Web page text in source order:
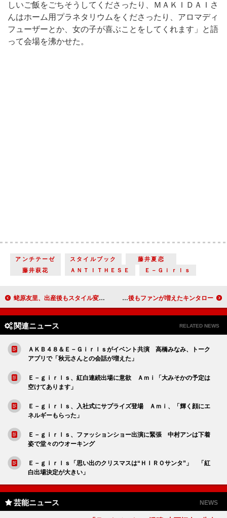
しいご飯をごちそうしてくださったり、ＭＡＫＩＤＡＩさ
んはホーム用プラネタリウムをくださったり、アロマディ
フューザーとか、女の子が喜ぶことをしてくれます」と語
って会場を沸かせた。
アンチテーゼ スタイルブック
藤井夏恋
藤井萩花
ＡＮＴＩＴＨＥＳＥ Ｅ－Ｇｉｒｌｓ
蛯原友里、出産後もスタイル変わらず 「太らないように意識した」 ベッキーは「元気印です」 結婚後もファンが増えたキンタロー。
関連ニュース RELATED NEWS
ＡＫＢ４８＆Ｅ－Ｇｉｒｌｓがイベント共演 高橋みなみ、トーク
アプリで「秋元さんとの会話が増えた」
Ｅ－ｇｉｒｌｓ、紅白連続出場に意欲 Ａｍｉ「大みそかの予定は
空けてあります」
Ｅ－ｇｉｒｌｓ、入社式にサプライズ登場 Ａｍｉ、「輝く顔にエ
ネルギーもらった」
Ｅ－ｇｉｒｌｓ、ファッションショー出演に緊張 中村アンは下着
姿で堂々のウオーキング
Ｅ－ｇｉｒｌｓ「思い出のクリスマスは“ＨＩＲＯサンタ”」 「紅
白出場決定が大きい」
芸能ニュース NEWS